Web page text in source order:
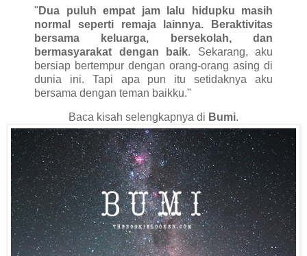
" Dua puluh empat jam lalu hidupku masih
normal seperti remaja lainnya. Beraktivitas
bersama keluarga, bersekolah, dan
bermasyarakat dengan baik. Sekarang, aku
bersiap bertempur dengan orang-orang asing di
dunia ini. Tapi apa pun itu setidaknya aku
bersama dengan teman baikku."
Baca kisah selengkapnya di Bumi.